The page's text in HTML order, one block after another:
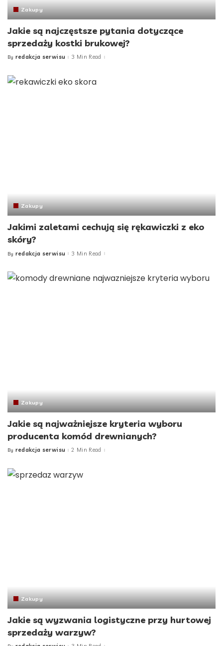
Zakupy
Jakie są najczęstsze pytania dotyczące
sprzedaży kostki brukowej?
Posted
By redakcja serwisu 3 Min Read
Zakupy
Jakimi zaletami cechują się rękawiczki z eko
skóry?
Posted
By redakcja serwisu 3 Min Read
Zakupy
Jakie są najważniejsze kryteria wyboru
producenta komód drewnianych?
Posted
By redakcja serwisu 2 Min Read
Zakupy
Jakie są wyzwania logistyczne przy hurtowej
sprzedaży warzyw?